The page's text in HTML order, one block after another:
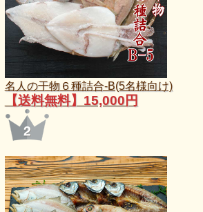
名人の干物６種詰合-B(5名様向け)
【送料無料】15,000円